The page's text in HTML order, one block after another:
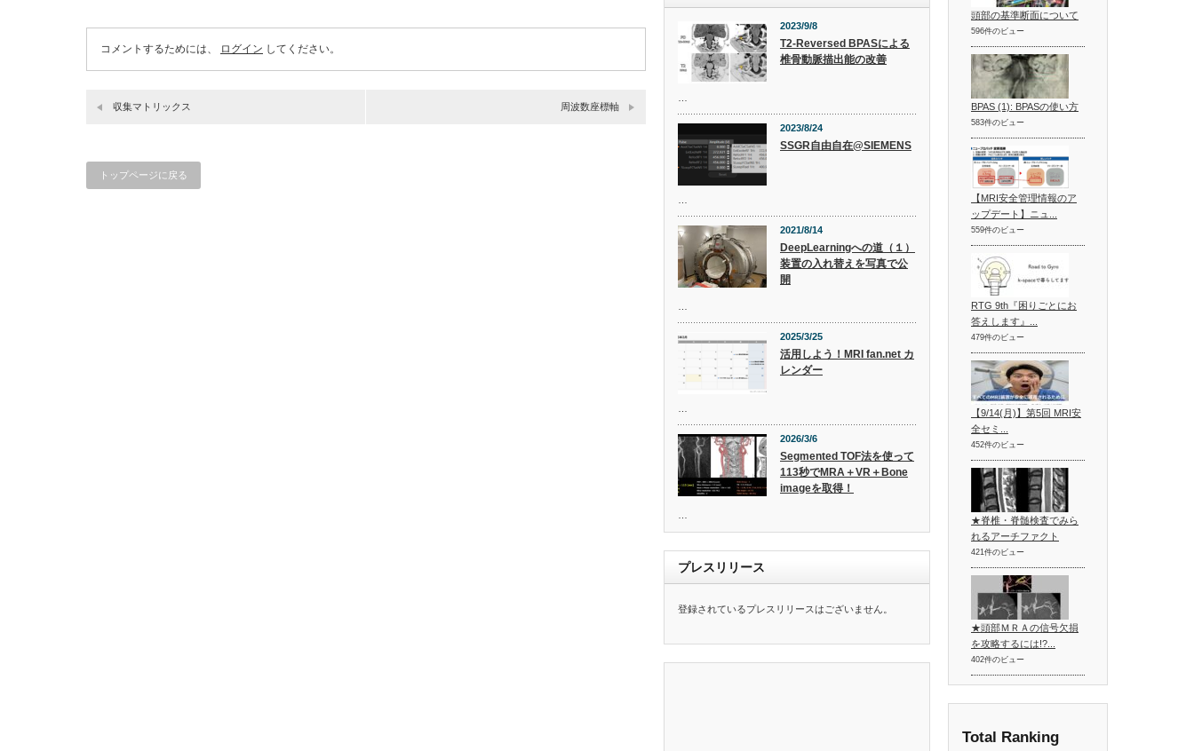
コメントするためには、 ログイン してください。
収集マトリックス 周波数座標軸
トップページに戻る
2023/9/8
T2-Reversed BPASによる
椎骨動脈描出能の改善
2023/8/24
SSGR自由自在@SIEMENS
2021/8/14
DeepLearningへの道（１）
装置の入れ替えを写真で公
開
2025/3/25
活用しよう！MRI fan.net カ
レンダー
2026/3/6
Segmented TOF法を使って
113秒でMRA＋VR＋Bone
imageを取得！
プレスリリース
登録されているプレスリリースはございません。
頭部の基準断面について
596件のビュー
BPAS (1): BPASの使い方
583件のビュー
【MRI安全管理情報のア
ップデート】ニュ...
559件のビュー
RTG 9th『困りごとにお
答えします』...
479件のビュー
【9/14(月)】第5回 MRI安
全セミ...
452件のビュー
★脊椎・脊髄検査でみら
れるアーチファクト
421件のビュー
★頭部ＭＲＡの信号欠損
を攻略するには!?...
402件のビュー
Total Ranking